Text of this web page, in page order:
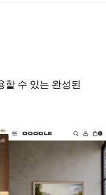
할 수 있는 완성된